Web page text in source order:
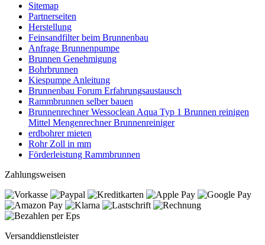
Sitemap
Partnerseiten
Herstellung
Feinsandfilter beim Brunnenbau
Anfrage Brunnenpumpe
Brunnen Genehmigung
Bohrbrunnen
Kiespumpe Anleitung
Brunnenbau Forum Erfahrungsaustausch
Rammbrunnen selber bauen
Brunnenrechner Wessoclean Aqua Typ 1 Brunnen reinigen
Mittel Mengenrechner Brunnenreiniger
erdbohrer mieten
Rohr Zoll in mm
Förderleistung Rammbrunnen
Zahlungsweisen
Versanddienstleister